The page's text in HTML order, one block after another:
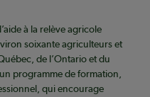
à la relève agricole
soixante agriculteurs et
de l’Ontario et du
programme de formation,
qui encourage